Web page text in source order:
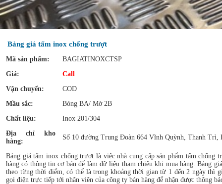
Bảng giá tấm inox chống trượt
Mã sản phẩm:
BAGIATINOXCTSP
Giá:
Call
Vận chuyển:
COD
Mầu sắc:
Bóng BA/ Mờ 2B
Chất liệu:
Inox 201/304
Địa chỉ kho
hàng:
Số 10 đường Trung Đoàn 664 Vĩnh Quỳnh, Thanh Trì,
Bảng giá tấm inox chống trượt là việc nhà cung cấp sản phẩm tấm
hàng có thông tin cơ bản để làm dữ liệu tham chiếu khi mua hàng. Bảng
theo từng thời điểm, có thể là trong khoảng thời gian từ 1 đến 2 ngày thì
gọi điện trực tiếp tới nhân viên của công ty bán hàng để nhận được thông